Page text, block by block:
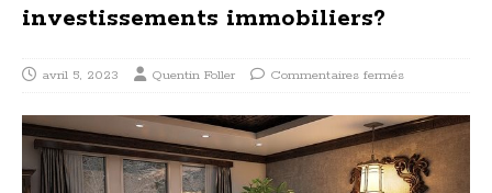
investissements immobiliers?
avril 5, 2023 Quentin Foller Commentaires fermés